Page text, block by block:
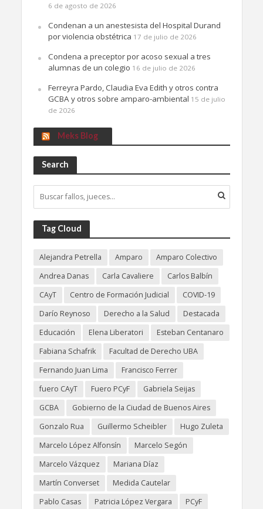
6 de agosto de 2026
Condenan a un anestesista del Hospital Durand
por violencia obstétrica 17 de julio de 2026
Condena a preceptor por acoso sexual a tres
alumnas de un colegio 16 de julio de 2026
Ferreyra Pardo, Claudia Eva Edith y otros contra
GCBA y otros sobre amparo-ambiental 15 de julio
de 2026
Meks Blog
Search
Tag Cloud
Alejandra Petrella Amparo
Amparo Colectivo
Andrea Danas
Carla Cavaliere
Carlos Balbín
CAyT
Centro de Formación Judicial
COVID-19
Darío Reynoso
Derecho a la Salud
Destacada
Educación
Elena Liberatori
Esteban Centanaro
Fabiana Schafrik
Facultad de Derecho UBA
Fernando Juan Lima
Francisco Ferrer
fuero CAyT
Fuero PCyF
Gabriela Seijas
GCBA
Gobierno de la Ciudad de Buenos Aires
Gonzalo Rua
Guillermo Scheibler
Hugo Zuleta
Marcelo López Alfonsín
Marcelo Segón
Marcelo Vázquez
Mariana Díaz
Martín Converset
Medida Cautelar
Pablo Casas
Patricia López Vergara
PCyF